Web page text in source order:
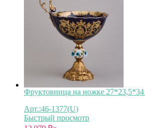
Фруктовница на ножке
Арт.:46-1377(U)
Быстрый просмотр